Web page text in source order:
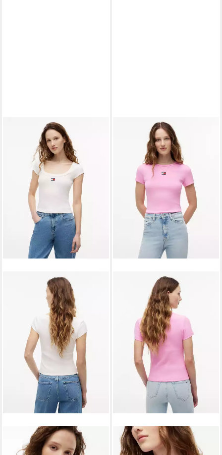
TOMMY JEANS
Kurzarmshirt
TJW SLIM RIB BADGE TEE
TOMMY JEANSKurzarmshirt
TJW SLIM BADGE RIB TEE